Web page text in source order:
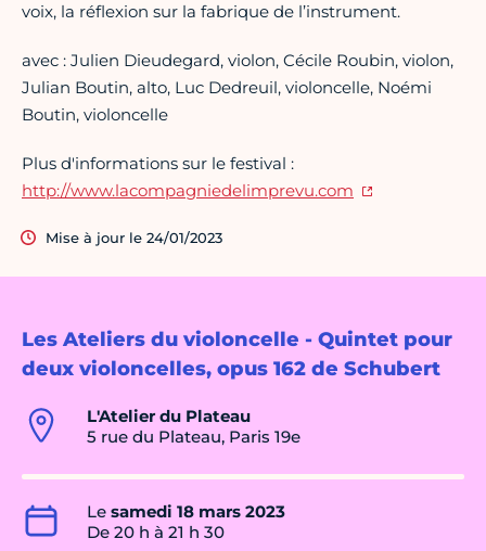
Les Ateliers du violoncelle - Quintet pour
deux violoncelles, opus 162 de Schubert
L'Atelier du Plateau
5 rue du Plateau, Paris 19e
Le samedi 18 mars 2023
De 20 h à 21 h 30
voix, la réflexion sur la fabrique de l’instrument.
avec : Julien Dieudegard, violon, Cécile Roubin, violon,
Julian Boutin, alto, Luc Dedreuil, violoncelle, Noémi
Boutin, violoncelle
Plus d'informations sur le festival :
http://www.lacompagniedelimprevu.com
Mise à jour le 24/01/2023